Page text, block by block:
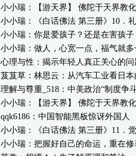
小小瑞：【游天界】 佛陀于天界教
小小瑞：《白话佛法 第三册》10．
小小瑞：你是爱孩子？还是在害孩子
小小瑞：做人，心宽一点，福气就
心理与性：揭示年轻人真正关心的
芨芨草：林思云：从汽车工业看日
理解与尊重_518：中美政治“制度争
小小瑞：【游天界】 佛陀于天界教
qqk6186：中国智能黑板惊讶外国人
小小瑞：《白话佛法 第三册》11．
小小瑞：把握好自己的命运，重在